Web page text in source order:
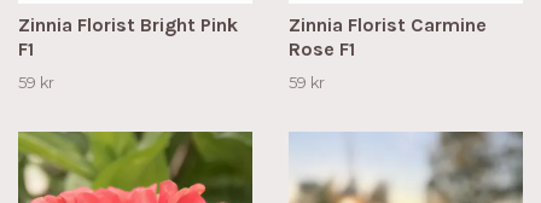
Zinnia Florist Bright Pink
F1
59 kr
Zinnia Florist Carmine
Rose F1
59 kr